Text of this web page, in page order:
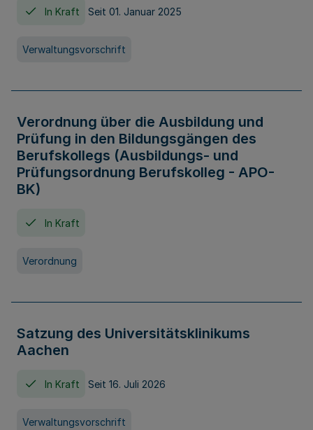
In Kraft Seit 01. Januar 2025
Verwaltungsvorschrift
Verordnung über die Ausbildung und
Prüfung in den Bildungsgängen des
Berufskollegs (Ausbildungs- und
Prüfungsordnung Berufskolleg - APO-
BK)
In Kraft
Verordnung
Satzung des Universitätsklinikums
Aachen
In Kraft Seit 16. Juli 2026
Verwaltungsvorschrift